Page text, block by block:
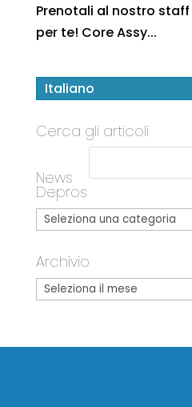
Prenotali al nostro
per te! Core Assy...
Italiano
Cerca gli articoli
News
Depros
Archivio